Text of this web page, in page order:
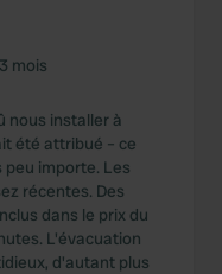
mois
nous installer à
été attribué – ce
importe. Les
récentes. Des
dans le prix du
L'évacuation
d'autant plus